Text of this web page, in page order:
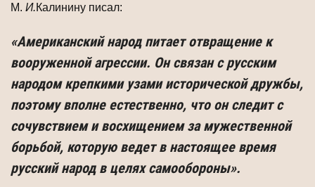
М. И.Калинину писал:
«Американский народ питает от­вращение к
вооруженной агрессии. Он связан с русским
народом крепкими узами исторической дружбы,
поэтому вполне естественно, что он следит с
сочувствием и восхищением за мужественной
борьбой, которую ведет в настоящее время
русский народ в целях самообороны».